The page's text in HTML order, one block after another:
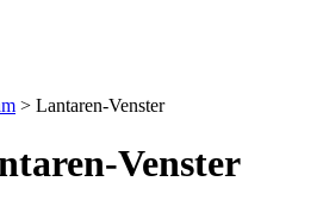
> Lantaren-Venster
Venster